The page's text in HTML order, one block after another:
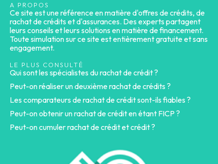
A PROPOS
Ce site est une référence en matière d'offres de crédits, de
rachat de crédits et d'assurances. Des experts partagent
leurs conseils et leurs solutions en matière de financement.
Toute simulation sur ce site est entièrement gratuite et sans
engagement.
LE PLUS CONSULTÉ
Qui sont les spécialistes du rachat de crédit ?
Peut-on réaliser un deuxième rachat de crédits ?
Les comparateurs de rachat de crédit sont-ils fiables ?
Peut-on obtenir un rachat de crédit en étant FICP ?
Peut-on cumuler rachat de crédit et crédit ?